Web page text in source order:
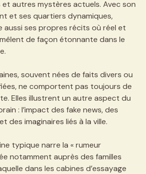
autres mystères actuels. Avec son
et ses quartiers dynamiques,
aussi ses propres récits où réel et
de façon étonnante dans le
souvent nées de faits divers ou
ne comportent pas toujours de
Elles illustrent un autre aspect du
: l’impact des fake news, des
des imaginaires liés à la ville.
typique narre la « rumeur
notamment auprès des familles
dans les cabines d’essayage